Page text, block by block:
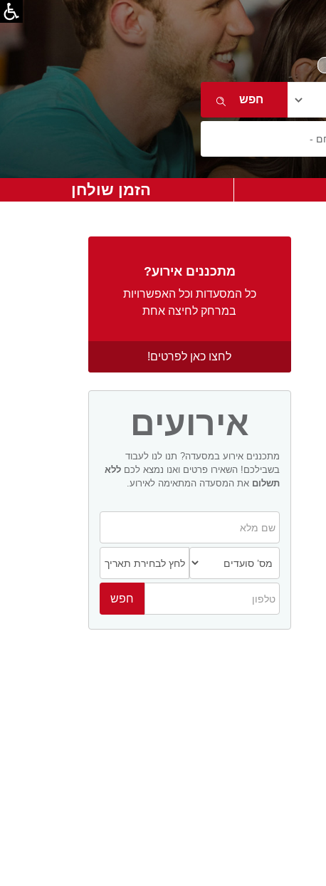
הזמן שולחן
מתכננים אירוע?
כל המסעדות וכל האפשרויות
במרחק לחיצה אחת
לחצו כאן לפרטים!
אירועים
מתכננים אירוע במסעדה? תנו לנו לעבוד
בשבילכם! השאירו פרטים ואנו נמצא לכם ללא
תשלום את המסעדה המתאימה לאירוע.